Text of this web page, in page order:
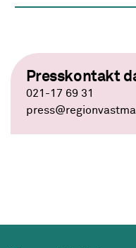
Presskontakt
021-17 69 31
press